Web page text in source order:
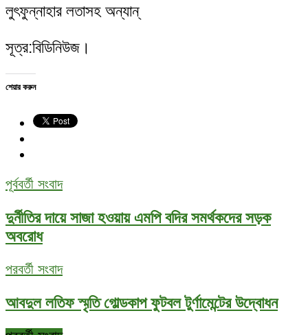
লুৎফুন্নাহার লতাসহ অন্যান্
সূত্র:বিডিনিউজ।
শেয়ার করুন
পূর্ববর্তী সংবাদ
দুর্নীতির দায়ে সাজা হওয়ায় এমপি বদির সমর্থকদের সড়ক
অবরোধ
পরবর্তী সংবাদ
আবদুল লতিফ স্মৃতি গোল্ডকাপ ফুটবল টুর্ণামেন্টের উদ্বোধন